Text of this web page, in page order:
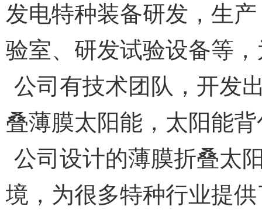
发电特种装备研发，生
验室、研发试验设备等
公司有技术团队，开发
叠薄膜太阳能，太阳能
公司设计的薄膜折叠太
境，为很多特种行业提